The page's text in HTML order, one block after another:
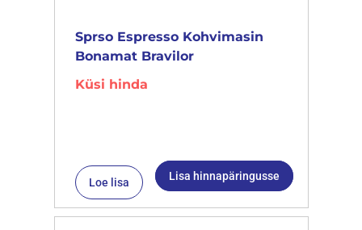
Sprso Espresso Kohvimasin
Bonamat Bravilor
Küsi hinda
Loe lisa Lisa hinnapäringusse